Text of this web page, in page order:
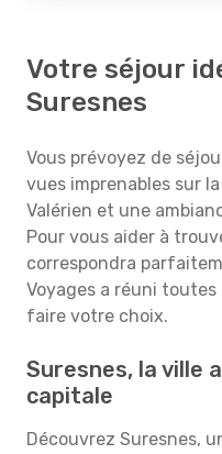
Votre séjour
Suresnes
Vous prévoyez de
vues imprenables sur
Valérien et une
Pour vous aider à
correspondra
Voyages a réuni
faire votre choix.
Suresnes, la ville
capitale
Découvrez Suresnes,